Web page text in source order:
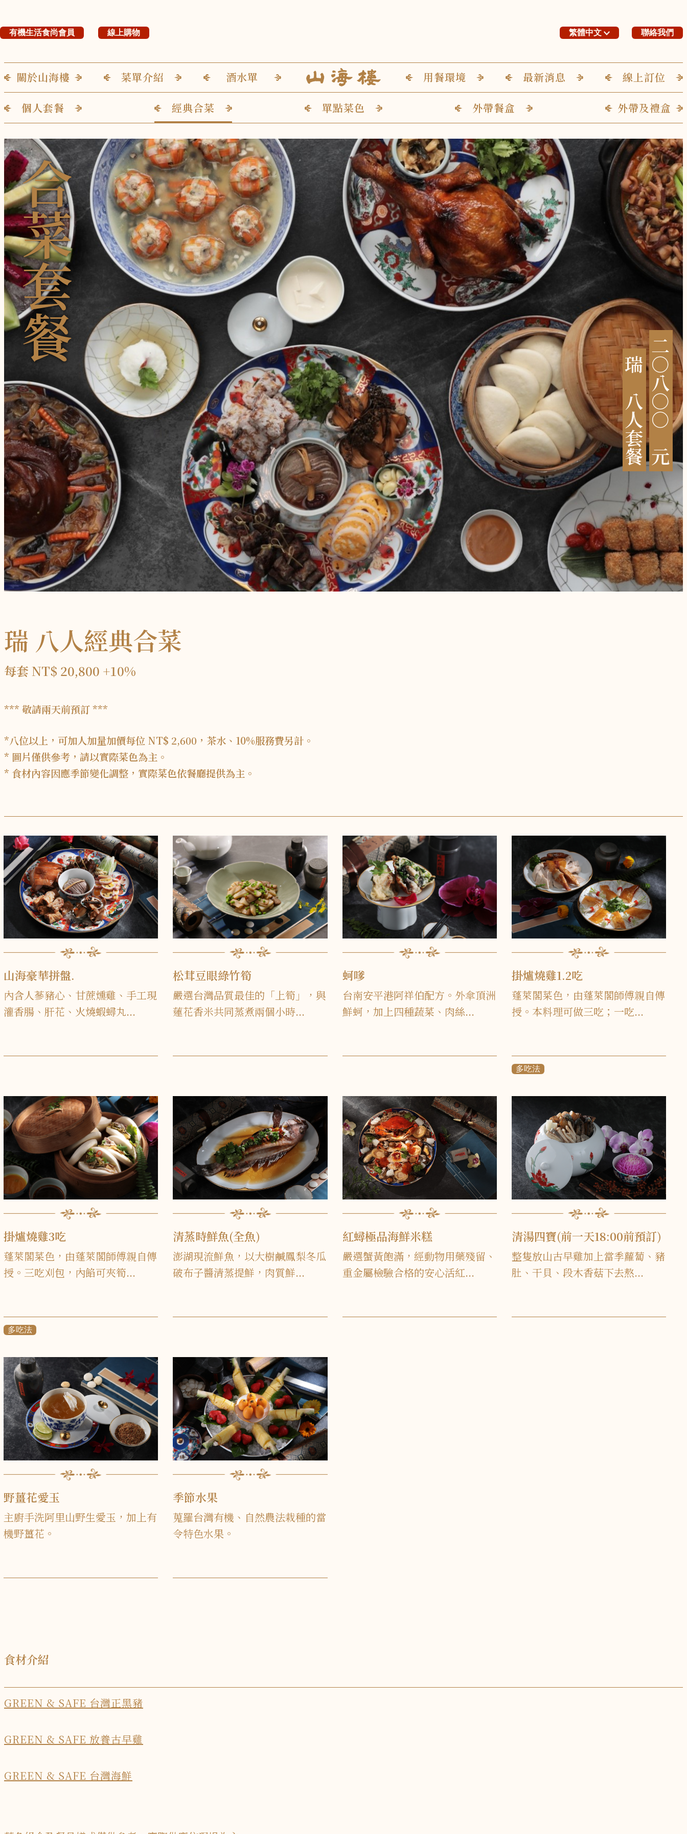
有機生活食尚會員 線上購物 繁體中文 聯絡我們
關於山海樓 菜單介紹 酒水單 用餐環境 最新消息 線上訂位
個人套餐 經典合菜 單點菜色 外帶餐盒 外帶及禮盒
合
菜
套
餐
瑞
八
人
套
餐
二
○
八
○
○
元
瑞 八人經典合菜
每套 NT$ 20,800 +10%
*** 敬請兩天前預訂 ***
*八位以上，可加人加量加價每位 NT$ 2,600，茶水、10%服務費另計。
* 圖片僅供參考，請以實際菜色為主。
* 食材內容因應季節變化調整，實際菜色依餐廳提供為主。
山海豪華拼盤.
內含人蔘豬心、甘蔗燻雞、手工現
灌香腸、肝花、火燒蝦蟳丸...
松茸豆眼綠竹筍
嚴選台灣品質最佳的「上筍」，與
蓮花香米共同蒸煮兩個小時...
蚵嗲
台南安平港阿祥伯配方。外傘頂洲
鮮蚵，加上四種蔬菜、肉絲...
掛爐燒雞1.2吃
蓬萊閣菜色，由蓬萊閣師傅親自傳
授。本料理可做三吃；一吃...
多吃法
掛爐燒雞3吃
蓬萊閣菜色，由蓬萊閣師傅親自傳
授。三吃刈包，內餡可夾筍...
多吃法
清蒸時鮮魚(全魚)
澎湖現流鮮魚，以大樹鹹鳳梨冬瓜
破布子醬清蒸提鮮，肉質鮮...
紅蟳極品海鮮米糕
嚴選蟹黃飽滿，經動物用藥殘留、
重金屬檢驗合格的安心活紅...
清湯四寶(前一天18:00前預訂)
整隻放山古早雞加上當季蘿蔔、豬
肚、干貝、段木香菇下去熬...
野薑花愛玉
主廚手洗阿里山野生愛玉，加上有
機野薑花。
季節水果
蒐羅台灣有機、自然農法栽種的當
令特色水果。
食材介紹
GREEN & SAFE 台灣正黑豬
GREEN & SAFE 放養古早雞
GREEN & SAFE 台灣海鮮